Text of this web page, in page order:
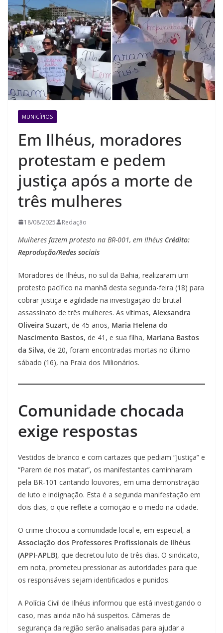
MUNICÍPIOS
Em Ilhéus, moradores
protestam e pedem
justiça após a morte de
três mulheres
18/08/2025 Redação
Mulheres fazem protesto na BR-001, em Ilhéus Crédito:
Reprodução/Redes sociais
Moradores de Ilhéus, no sul da Bahia, realizaram um
protesto pacífico na manhã desta segunda-feira (18) para
cobrar justiça e agilidade na investigação do brutal
assassinato de três mulheres. As vítimas, Alexsandra
Oliveira Suzart, de 45 anos, Maria Helena do
Nascimento Bastos, de 41, e sua filha, Mariana Bastos
da Silva, de 20, foram encontradas mortas no último
sábado (16), na Praia dos Milionários.
Comunidade chocada
exige respostas
Vestidos de branco e com cartazes que pediam “Justiça” e
“Parem de nos matar”, os manifestantes caminharam
pela BR-101 cantando louvores, em uma demonstração
de luto e indignação. Esta é a segunda manifestação em
dois dias, o que reflete a comoção e o medo na cidade.
O crime chocou a comunidade local e, em especial, a
Associação dos Professores Profissionais de Ilhéus
(APPI-APLB), que decretou luto de três dias. O sindicato,
em nota, prometeu pressionar as autoridades para que
os responsáveis sejam identificados e punidos.
A Polícia Civil de Ilhéus informou que está investigando o
caso, mas ainda não há suspeitos. Câmeras de
segurança da região serão analisadas para ajudar a